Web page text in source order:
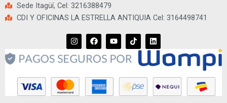
Sede Itagüí, Cel: 3216388479
CDI Y OFICINAS LA ESTRELLA ANTIQUIA Cel: 3164498741
I
n
s
t
g
r
a
m
F
a
c
e
o
o
k
Y
o
u
t
b
T
i
k
k
L
i
n
k
e
d
n